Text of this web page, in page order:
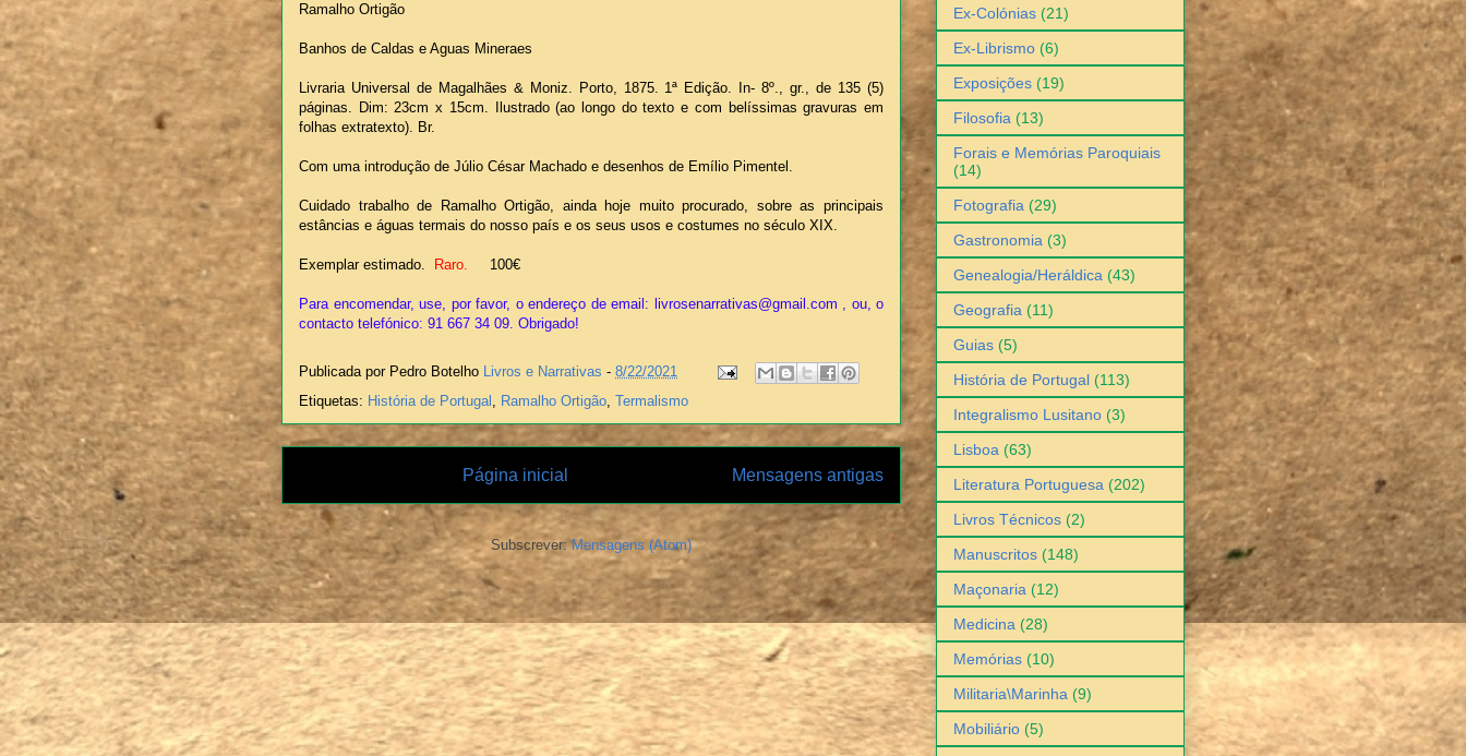
Ramalho Ortigão
Banhos de Caldas e Aguas Mineraes
Livraria Universal de Magalhães & Moniz. Porto, 1875. 1ª Edição. In- 8º., gr., de 135 (5)
páginas. Dim: 23cm x 15cm. Ilustrado (ao longo do texto e com belíssimas gravuras em
folhas extratexto). Br.
Com uma introdução de Júlio César Machado e desenhos de Emílio Pimentel.
Cuidado trabalho de Ramalho Ortigão, ainda hoje muito procurado, sobre as principais
estâncias e águas termais do nosso país e os seus usos e costumes no século XIX.
Exemplar estimado. Raro. 100€
Para encomendar, use, por favor, o endereço de email: livrosenarrativas@gmail.com , ou, o
contacto telefónico: 91 667 34 09. Obrigado!
Publicada por Pedro Botelho Livros e Narrativas - 8/22/2021
Etiquetas: História de Portugal , Ramalho Ortigão, Termalismo
Mensagens antigas
Página inicial
Subscrever:Mensagens (Atom)
Ex-Colónias (21)
Ex-Librismo (6)
Exposições (19)
Filosofia (13)
Forais e Memórias Paroquiais
(14)
Fotografia (29)
Gastronomia (3)
Genealogia/Heráldica (43)
Geografia (11)
Guias (5)
História de Portugal (113)
Integralismo Lusitano (3)
Lisboa (63)
Literatura Portuguesa (202)
Livros Técnicos (2)
Manuscritos (148)
Maçonaria (12)
Medicina (28)
Memórias (10)
Militaria\Marinha (9)
Mobiliário (5)